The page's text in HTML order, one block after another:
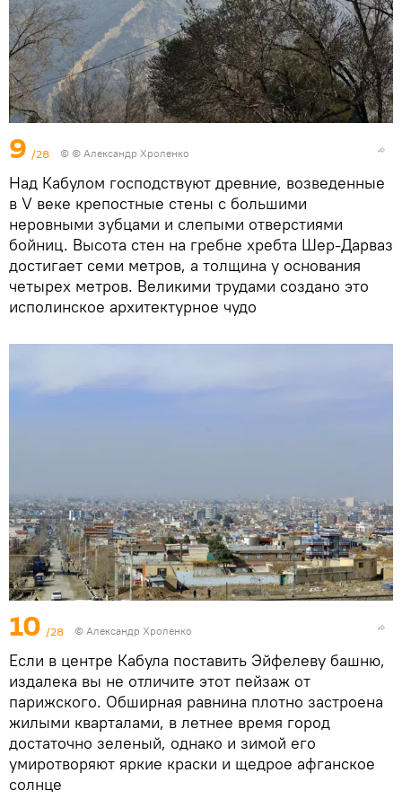
9 /28 © © Александр Хроленко
Над Кабулом господствуют древние, возведенные
в V веке крепостные стены с большими
неровными зубцами и слепыми отверстиями
бойниц. Высота стен на гребне хребта Шер-Дарваз
достигает семи метров, а толщина у основания
четырех метров. Великими трудами создано это
исполинское архитектурное чудо
10 /28 © Александр Хроленко
Если в центре Кабула поставить Эйфелеву башню,
издалека вы не отличите этот пейзаж от
парижского. Обширная равнина плотно застроена
жилыми кварталами, в летнее время город
достаточно зеленый, однако и зимой его
умиротворяют яркие краски и щедрое афганское
солнце